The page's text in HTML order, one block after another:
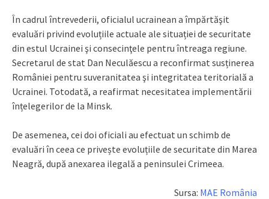
În cadrul întrevederii, oficialul ucrainean a împărtăşit
evaluări privind evoluțiile actuale ale situației de securitate
din estul Ucrainei şi consecinţele pentru întreaga regiune.
Secretarul de stat Dan Neculăescu a reconfirmat susținerea
României pentru suveranitatea şi integritatea teritorială a
Ucrainei. Totodată, a reafirmat necesitatea implementării
înțelegerilor de la Minsk.
De asemenea, cei doi oficiali au efectuat un schimb de
evaluări în ceea ce privește evoluțiile de securitate din Marea
Neagră, după anexarea ilegală a peninsulei Crimeea.
Sursa: MAE România